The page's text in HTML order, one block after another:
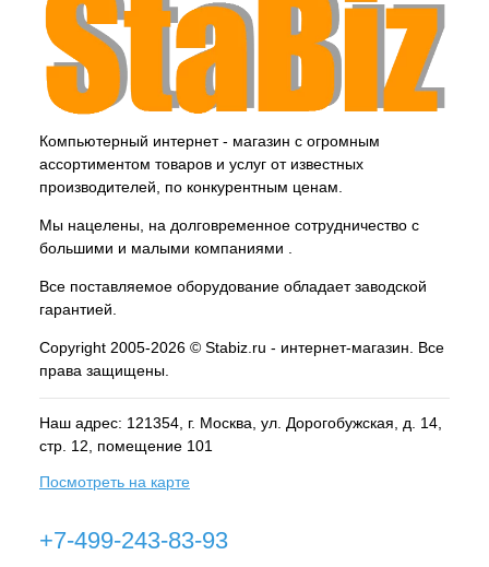
Компьютерный интернет - магазин с огромным
ассортиментом товаров и услуг от известных
производителей, по конкурентным ценам.
Мы нацелены, на долговременное сотрудничество с
большими и малыми компаниями .
Все поставляемое оборудование обладает заводской
гарантией.
Copyright 2005-2026 © Stabiz.ru - интернет-магазин. Все
права защищены.
Наш адрес: 121354, г. Москва , ул. Дорогобужская, д. 14,
стр. 12, помещение 101
Посмотреть на карте
+7-499-243-83-93